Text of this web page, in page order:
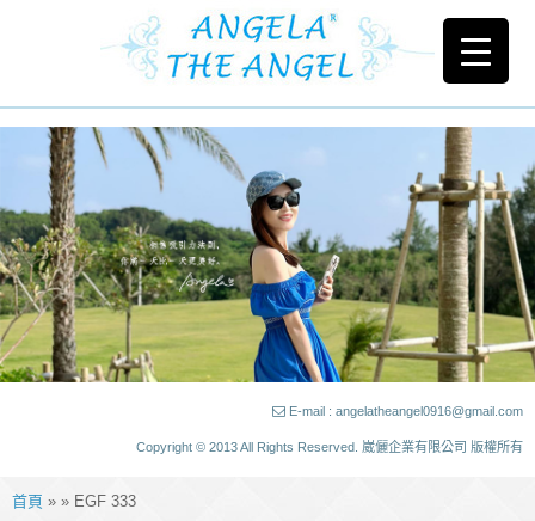
E-mail : angelatheangel0916@gmail.com
Copyright © 2013 All Rights Reserved. 崴儷企業有限公司 版權所有
首頁 » » EGF 333